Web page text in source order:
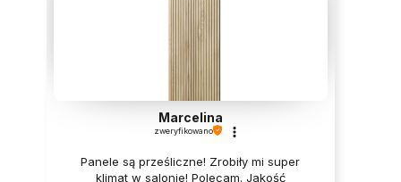
Marcelina
zweryfikowano
Panele są prześliczne! Zrobiły mi super
klimat w salonie! Polecam. Jakość